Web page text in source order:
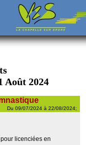
Août 2024
Du 09/07/2024 à 22/08/2024;
licenciées en